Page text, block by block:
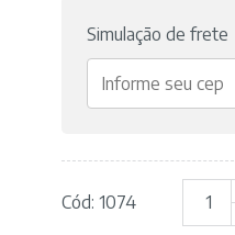
Simulação de frete
Cód: 1074
Álcool